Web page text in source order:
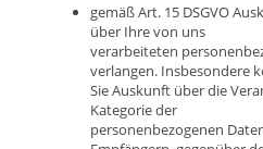
gemäß Art. 15 DSGVO
über Ihre von uns
verarbeiteten
verlangen. Insbesondere
Sie Auskunft über die
Kategorie der
personenbezogenen